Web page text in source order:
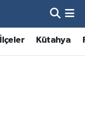
İlçeler Kütahya